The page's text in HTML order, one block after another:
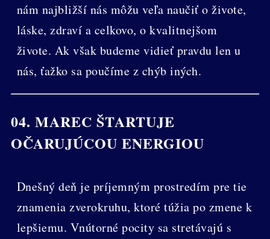
nám najbližší nás môžu veľa naučiť o živote,
láske, zdraví a celkovo, o kvalitnejšom
živote. Ak však budeme vidieť pravdu len u
nás, ťažko sa poučíme z chýb iných.
04. MAREC ŠTARTUJE
OČARUJÚCOU ENERGIOU
Dnešný deň je príjemným prostredím pre tie
znamenia zverokruhu, ktoré túžia po zmene k
lepšiemu. Vnútorné pocity sa stretávajú s